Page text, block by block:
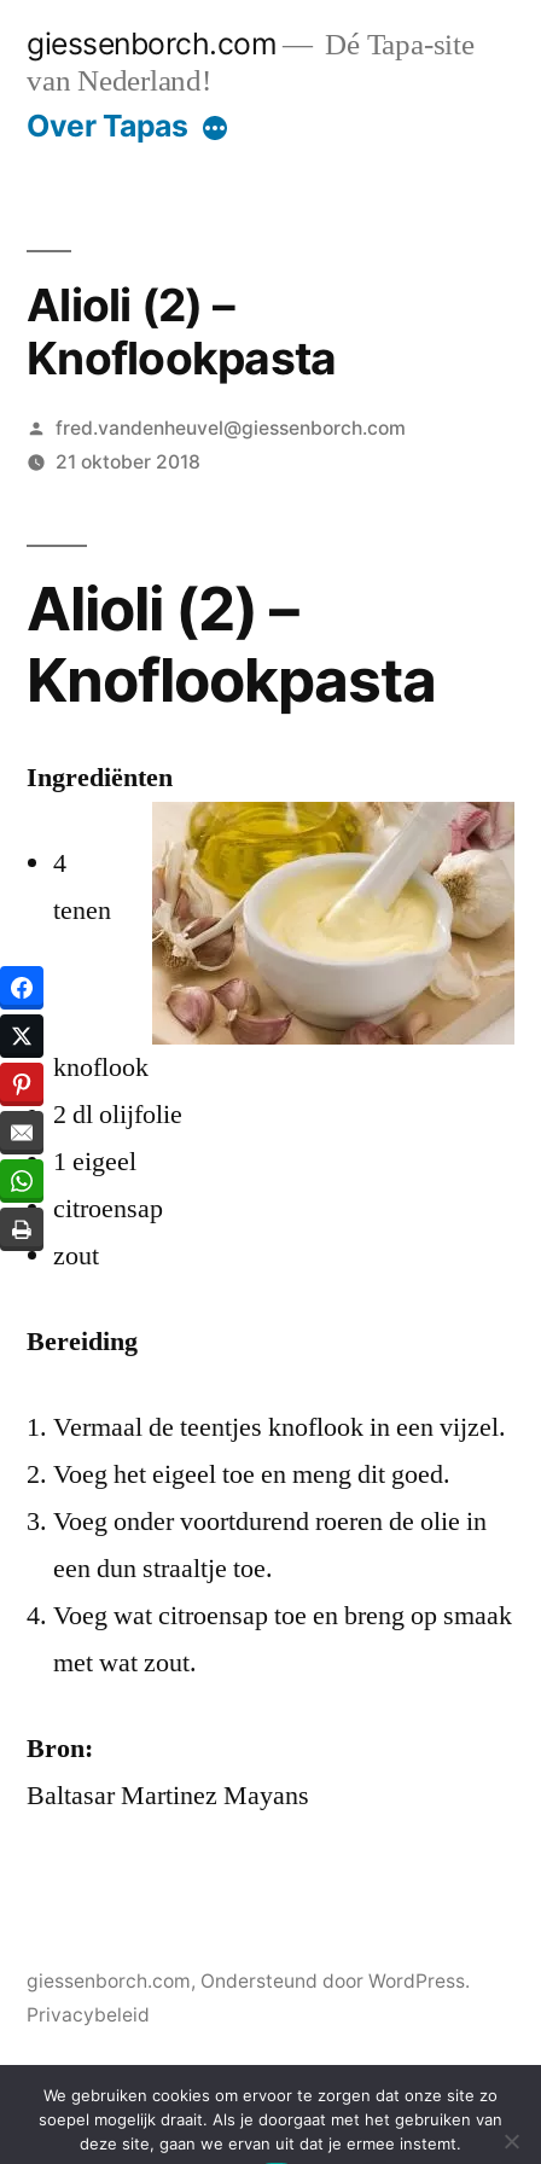
naar
giessenborch.com
Dé Tapa-site
van Nederland!
Over Tapas
Alioli (2) –
Knoflookpasta
Geplaatst
door
fred.vandenheuvel@giessenborch.com
21 oktober 2018
Alioli (2) –
Knoflookpasta
Ingrediënten
4
tenen
knoflook
2 dl olijfolie
1 eigeel
citroensap
zout
Bereiding
Vermaal de teentjes knoflook in een vijzel.
Voeg het eigeel toe en meng dit goed.
Voeg onder voortdurend roeren de olie in
een dun straaltje toe.
Voeg wat citroensap toe en breng op smaak
met wat zout.
Bron:
Baltasar Martinez Mayans
giessenborch.com, Ondersteund door WordPress.
Privacybeleid
We gebruiken cookies om ervoor te zorgen dat onze site zo
soepel mogelijk draait. Als je doorgaat met het gebruiken van
deze site, gaan we ervan uit dat je ermee instemt.